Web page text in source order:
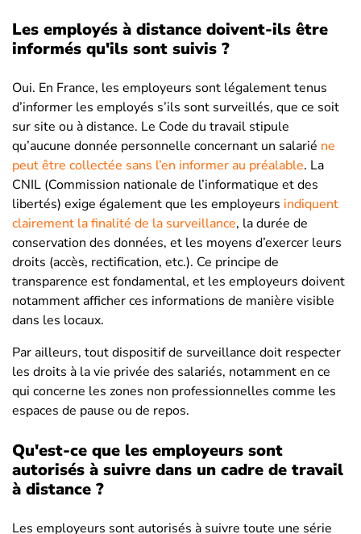
Les employés à distance doivent-ils être
informés qu'ils sont suivis ?
Oui. En France, les employeurs sont légalement tenus
d’informer les employés s’ils sont surveillés, que ce soit
sur site ou à distance. Le Code du travail stipule
qu’aucune donnée personnelle concernant un salarié ne
peut être collectée sans l’en informer au préalable. La
CNIL (Commission nationale de l’informatique et des
libertés) exige également que les employeurs indiquent
clairement la finalité de la surveillance, la durée de
conservation des données, et les moyens d’exercer leurs
droits (accès, rectification, etc.). Ce principe de
transparence est fondamental, et les employeurs doivent
notamment afficher ces informations de manière visible
dans les locaux​.
Par ailleurs, tout dispositif de surveillance doit respecter
les droits à la vie privée des salariés, notamment en ce
qui concerne les zones non professionnelles comme les
espaces de pause ou de repos.
Qu'est-ce que les employeurs sont
autorisés à suivre dans un cadre de travail
à distance ?
Les employeurs sont autorisés à suivre toute une série